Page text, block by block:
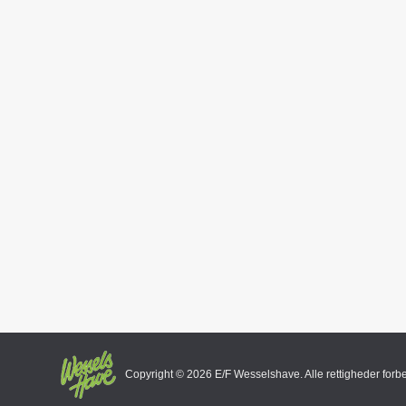
Copyright © 2026 E/F Wesselshave. Alle rettigheder